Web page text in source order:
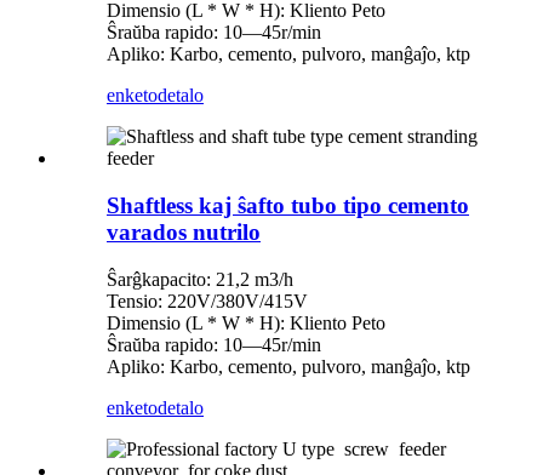
Dimensio (L * W * H): Kliento Peto
Ŝraŭba rapido: 10—45r/min
Apliko: Karbo, cemento, pulvoro, manĝaĵo, ktp
enketodetalo
Shaftless kaj ŝafto tubo tipo cemento
varados nutrilo
Ŝarĝkapacito: 21,2 m3/h
Tensio: 220V/380V/415V
Dimensio (L * W * H): Kliento Peto
Ŝraŭba rapido: 10—45r/min
Apliko: Karbo, cemento, pulvoro, manĝaĵo, ktp
enketodetalo